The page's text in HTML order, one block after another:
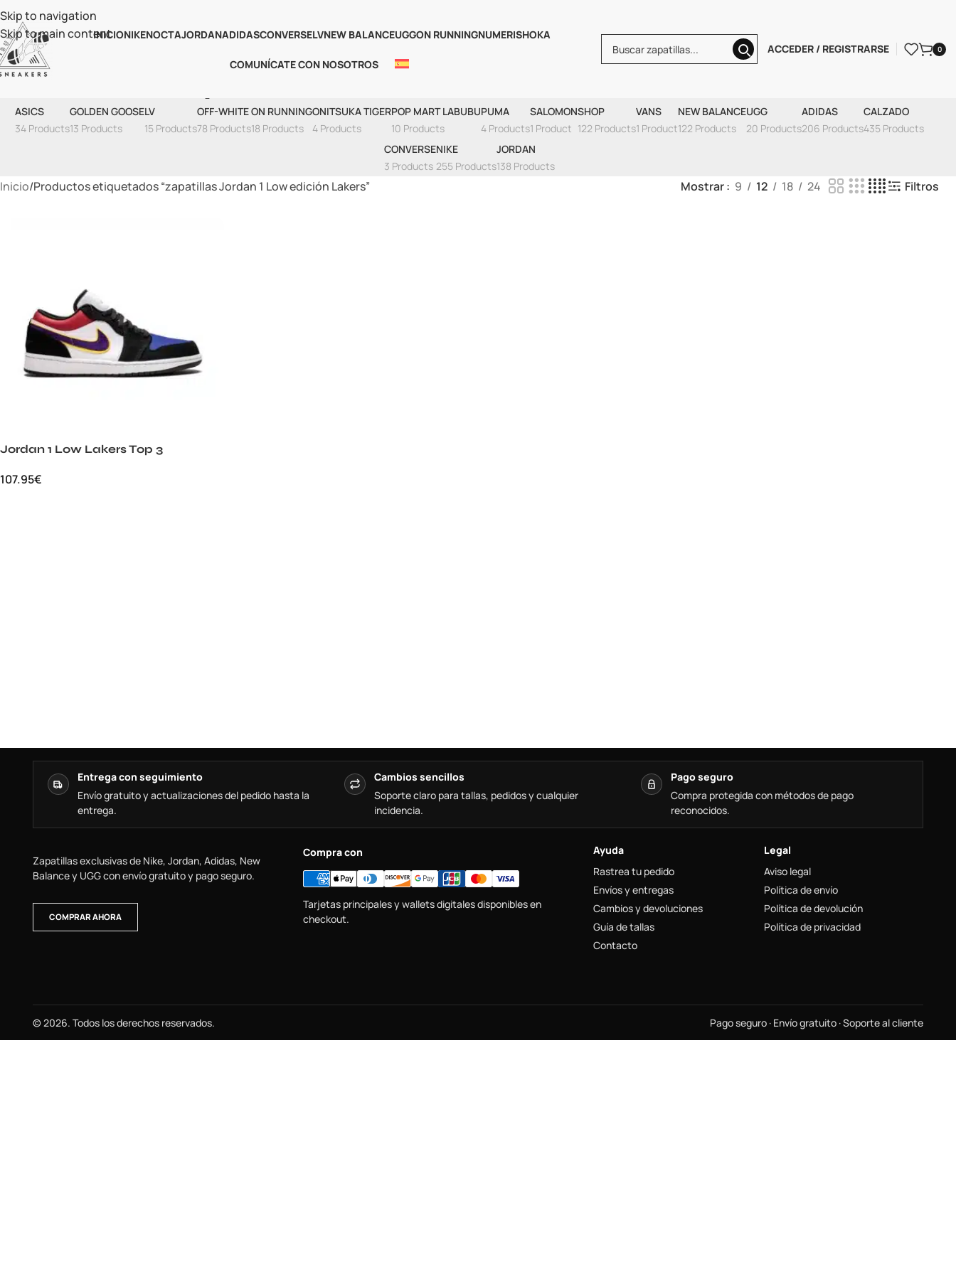
Skip to navigation
Skip to main content
INICIONIKENOCTAJORDANADIDASCONVERSELVNEW BALANCEUGGON RUNNINGNUMERISHOKA
COMUNÍCATE CON NOSOTROS
ACCEDER / REGISTRARSE 0
Zapatillas Jordan 1 Low Edición Lakers
ASICS
34 Products
GOLDEN GOOSE
13 Products
LV
15 Products
OFF-WHITE
78 Products
ON RUNNING
18 Products
ONITSUKA TIGER
4 Products
POP MART LABUBU
10 Products
PUMA
4 Products
SALOMON
1 Product
SHOP
122 Products
VANS
1 Product
NEW BALANCE
122 Products
UGG
20 Products
ADIDAS
206 Products
CALZADO
435 Products
CONVERSE
3 Products
NIKE
255 Products
JORDAN
138 Products
Inicio Productos etiquetados “zapatillas Jordan 1 Low edición Lakers” Mostrar 9 12 18 24 Filtros
Jordan 1 Low Lakers Top 3
107.95€
Entrega con seguimiento
Envío gratuito y actualizaciones del pedido hasta la
entrega.
Cambios sencillos
Soporte claro para tallas, pedidos y cualquier
incidencia.
Pago seguro
Compra protegida con métodos de pago
reconocidos.
Zapatillas exclusivas de Nike, Jordan, Adidas, New
Balance y UGG con envío gratuito y pago seguro.
COMPRAR AHORA
Compra con
Tarjetas principales y wallets digitales disponibles en
checkout.
Ayuda
Rastrea tu pedido
Envíos y entregas
Cambios y devoluciones
Guía de tallas
Contacto
Legal
Aviso legal
Política de envío
Política de devolución
Política de privacidad
© 2026. Todos los derechos reservados. Pago seguro · Envío gratuito · Soporte al cliente